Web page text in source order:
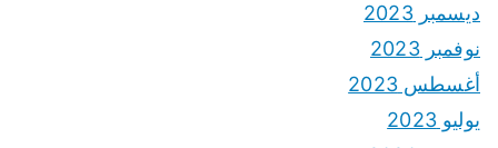
ديسمبر 2023
نوفمبر 2023
أغسطس 2023
يوليو 2023